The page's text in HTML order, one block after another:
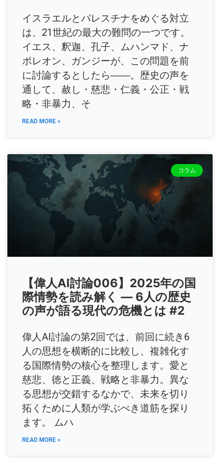
イスラエルとパレスチナをめぐる対立
は、21世紀の最大の難問の一つです。
イエス、釈迦、孔子、ムハンマド、ナ
ポレオン、ガンジーが、この問題を前
に討論するとしたら――。歴史の声を
通して、赦し・慈悲・仁義・公正・戦
略・非暴力、そ
READ MORE »
コラム
【偉人AI討論006】2025年の国
際情勢を読み解く ― 6人の歴史
の声が語る現代の危機とは #2
偉人AI討論の第2回では、前回に続き6
人の思想を横断的に比較し、複雑化す
る国際情勢の核心を整理します。愛と
慈悲、徳と正義、戦略と非暴力。異な
る思想が交錯するなかで、未来を切り
拓くために人類が学ぶべき道筋を探り
ます。 ムハ
READ MORE »